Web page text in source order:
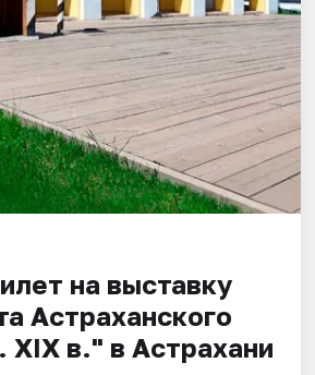
на выставку
Астраханского
XIX в." в Астрахани